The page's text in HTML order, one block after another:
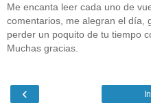
Me encanta leer cada uno de
comentarios, me alegran el día,
perder un poquito de tu tiempo
Muchas gracias.
‹